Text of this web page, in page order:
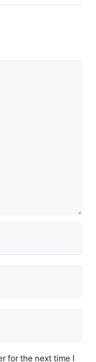
for the next time I